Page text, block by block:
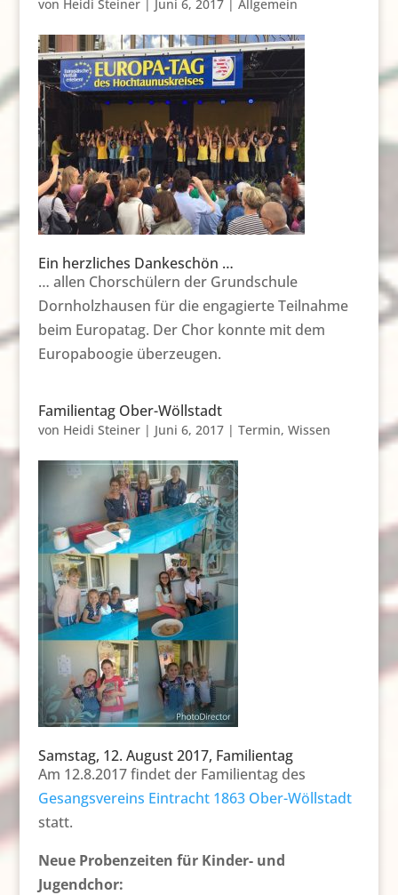
von Heidi Steiner| Juni 6, 2017| Allgemein
Ein herzliches Dankeschön …
… allen Chorschülern der Grundschule
Dornholzhausen für die engagierte Teilnahme
beim Europatag. Der Chor konnte mit dem
Europaboogie überzeugen.
Familientag Ober-Wöllstadt
von Heidi Steiner| Juni 6, 2017| Termin, Wissen
Samstag, 12. August 2017, Familientag
Am 12.8.2017 findet der Familientag des
Gesangsvereins Eintracht 1863 Ober-Wöllstadt
statt.
Neue Probenzeiten für Kinder- und
Jugendchor: